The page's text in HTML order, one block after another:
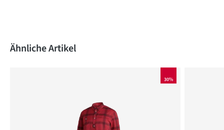
Produktgalerie überspringen
Ähnliche Artikel
30%